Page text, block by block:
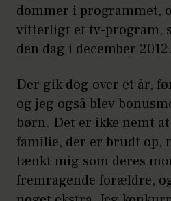
dommer i programmet,
vitterligt et tv-program,
den dag i december 2012.
Der gik dog over et år,
og jeg også blev
børn. Det er ikke nemt
familie, der er brudt op,
tænkt mig som deres
fremragende forældre,